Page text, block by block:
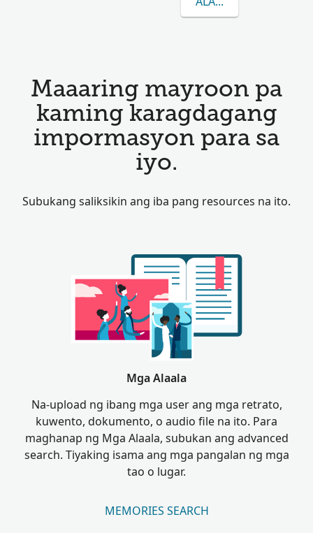
Maaaring mayroon pa
kaming karagdagang
impormasyon para sa
iyo.
Subukang saliksikin ang iba pang resources na ito.
Mga Alaala
Na-upload ng ibang mga user ang mga retrato,
kuwento, dokumento, o audio file na ito. Para
maghanap ng Mga Alaala, subukan ang advanced
search. Tiyaking isama ang mga pangalan ng mga
tao o lugar.
MEMORIES SEARCH